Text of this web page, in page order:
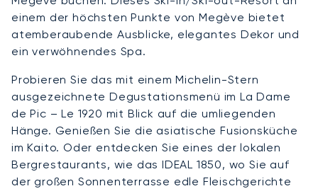
einem der höchsten Punkte von Megève bietet
atemberaubende Ausblicke, elegantes Dekor und
ein verwöhnendes Spa.
Probieren Sie das mit einem Michelin-Stern
ausgezeichnete Degustationsmenü im La Dame
de Pic – Le 1920 mit Blick auf die umliegenden
Hänge. Genießen Sie die asiatische Fusionsküche
im Kaito. Oder entdecken Sie eines der lokalen
Bergrestaurants, wie das IDEAL 1850, wo Sie auf
der großen Sonnenterrasse edle Fleischgerichte